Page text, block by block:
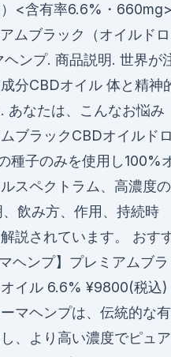
）<含有率6.6%・660mg>
ムブラック（オイルドロ
ンプ. 商品説明. 世界が
分CBDオイル 体と精神
あなたは、こんなお悩み
ブラックCBDオイルドロ
種子のみを使用し100%
スペクトラム、高濃度の
飲み方、作用、持続時
説されています。 おす
ヘンプ】プレミアムブラ
イル 6.6% ¥9800(税込)
マヘンプは、伝統的な
、より高い濃度でピュ